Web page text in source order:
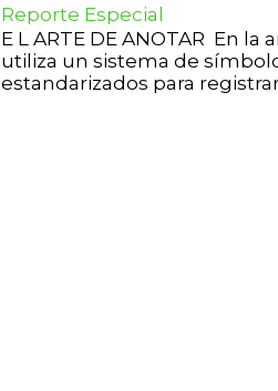
Reporte Especial
E L ARTE DE ANOTAR En
utiliza un sistema de
estandarizados para